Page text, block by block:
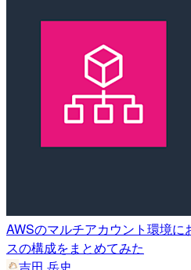
AWSのマルチアカウント環境
スの構成をまとめてみた
吉田 岳史